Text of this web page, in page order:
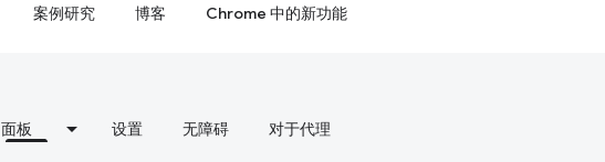
案例研究 博客 Chrome 中的新功能
面板 设置 无障碍 对于代理